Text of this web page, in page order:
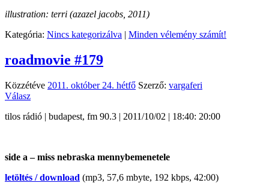
illustration: terri (azazel jacobs, 2011)
Kategória: Nincs kategorizálva | Minden vélemény számít!
roadmovie #179
Közzétéve 2011. október 24. hétfő Szerző: vargaferi
Válasz
tilos rádió | budapest, fm 90.3 | 2011/10/02 | 18:40: 20:00
side a – miss nebraska mennybemenetele
letöltés / download (mp3, 57,6 mbyte, 192 kbps, 42:00)